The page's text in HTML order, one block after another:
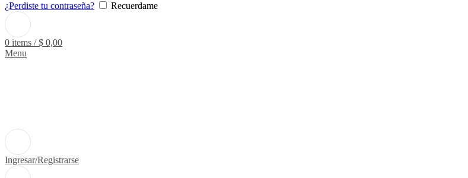
¿Perdiste tu contraseña? Recuerdame
0 items / $ 0,00
Menu
Ingresar/Registrarse